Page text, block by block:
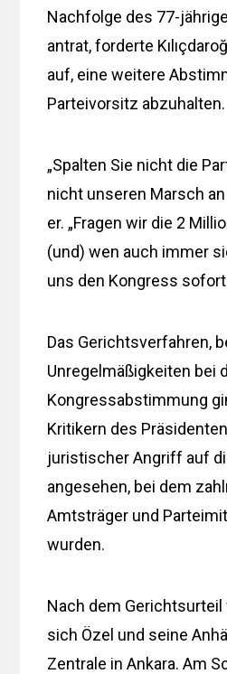
Nachfolge des 77-
antrat, forderte
auf, eine weitere
Parteivorsitz abzuhalten.
„Spalten Sie nicht die
nicht unseren Marsch
er. „Fragen wir die 2
(und) wen auch immer
uns den Kongress sofort
Das Gerichtsverfahren,
Unregelmäßigkeiten bei
Kongressabstimmung
Kritikern des
juristischer Angriff auf
angesehen, bei dem
Amtsträger und
wurden.
Nach dem Gerichtsurteil
sich Özel und seine
Zentrale in Ankara. Am